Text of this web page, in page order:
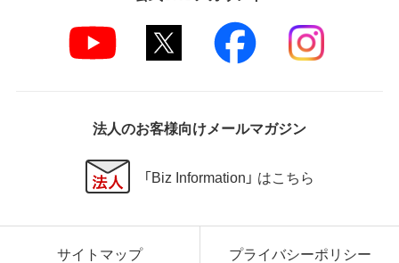
法人のお客様向けメールマガジン
「Biz Information」 はこちら
サイトマップ プライバシーポリシー